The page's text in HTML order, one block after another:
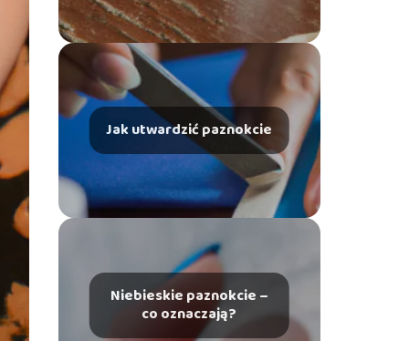
Jak utwardzić paznokcie
Niebieskie paznokcie –
co oznaczają?